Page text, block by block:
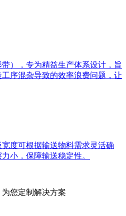
），专为精益生产体系设计，旨
序混杂导致的效率浪费问题，让
度可根据输送物料需求灵活确
小，保障输送稳定性。
为您定制 解决方案